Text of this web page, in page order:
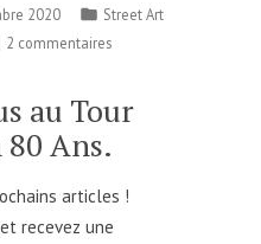
2020
Publié
dans
Street Art
2 commentairessur
et
au Tour
Ans.
articles !
recevez une